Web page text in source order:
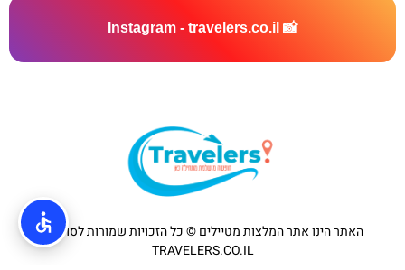
📸 Instagram - travelers.co.il
האתר הינו אתר המלצות מטיילים © כל הזכויות שמורות לסוכנות
TRAVELERS.CO.IL